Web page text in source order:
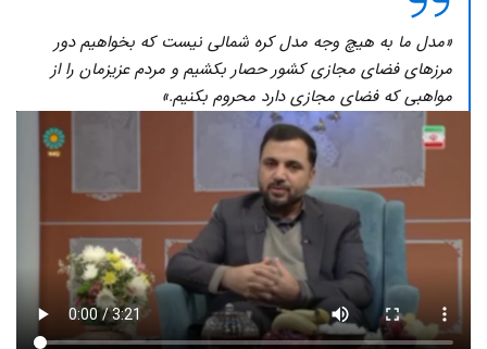
«مدل ما به هیچ وجه مدل کره شمالی نیست که بخواهیم دور
مرزهای فضای مجازی کشور حصار بکشیم و مردم عزیزمان را از
مواهبی که فضای مجازی دارد محروم بکنیم.»